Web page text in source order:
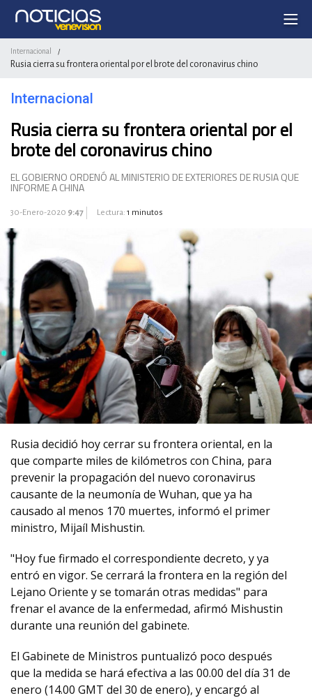
Internacional /
Rusia cierra su frontera oriental por el brote del coronavirus chino
Internacional
Rusia cierra su frontera oriental por el
brote del coronavirus chino
EL GOBIERNO ORDENÓ AL MINISTERIO DE EXTERIORES DE RUSIA QUE
INFORME A CHINA
30-Enero-2020 9:47 Lectura: 1 minutos
Rusia decidió hoy cerrar su frontera oriental, en la
que comparte miles de kilómetros con China, para
prevenir la propagación del nuevo coronavirus
causante de la neumonía de Wuhan, que ya ha
causado al menos 170 muertes, informó el primer
ministro, Mijaíl Mishustin.
"Hoy fue firmado el correspondiente decreto, y ya
entró en vigor. Se cerrará la frontera en la región del
Lejano Oriente y se tomarán otras medidas" para
frenar el avance de la enfermedad, afirmó Mishustin
durante una reunión del gabinete.
El Gabinete de Ministros puntualizó poco después
que la medida se hará efectiva a las 00.00 del día 31 de
enero (14.00 GMT del 30 de enero), y encargó al